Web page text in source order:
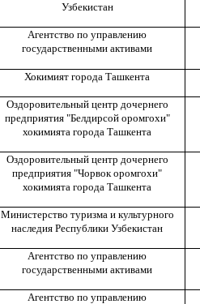
Узбекистан
Агентство по управлению
государственными активами
Хокимият города Ташкента
Оздоровительный центр дочернего
предприятия "Белдирсой оромгохи"
хокимията города Ташкента
Оздоровительный центр дочернего
предприятия "Чорвок оромгохи"
хокимията города Ташкента
Министерство туризма и культурного
наследия Республики Узбекистан
Агентство по управлению
государственными активами
Агентство по управлению